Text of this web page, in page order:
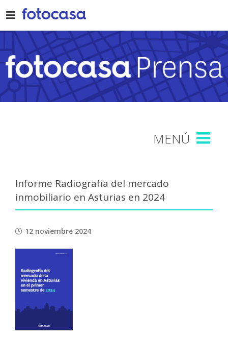
to
content
Informe Radiografía del mercado
inmobiliario en Asturias en 2024
12 noviembre 2024